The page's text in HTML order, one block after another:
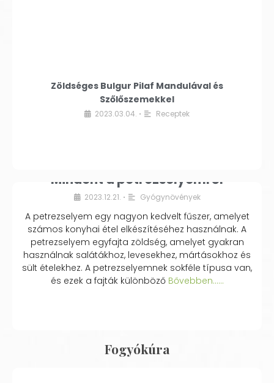
Zöldséges Bulgur Pilaf Mandulával és
Szőlőszemekkel
2023.03.04. • Receptek
Mindent a petrezselyemről
2023.12.21. • Gyógynövények
A petrezselyem egy nagyon kedvelt fűszer, amelyet
számos konyhai étel elkészítéséhez használnak. A
petrezselyem egyfajta zöldség, amelyet gyakran
használnak salátákhoz, levesekhez, mártásokhoz és
sült ételekhez. A petrezselyemnek sokféle típusa van,
és ezek a fajták különbözőBővebben...…
Fogyókúra